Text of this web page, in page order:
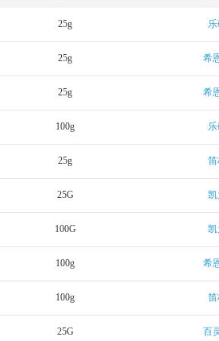
25g
25g 希
25g 希
100g
25g
25G
100G
100g 希
100g
25G 百